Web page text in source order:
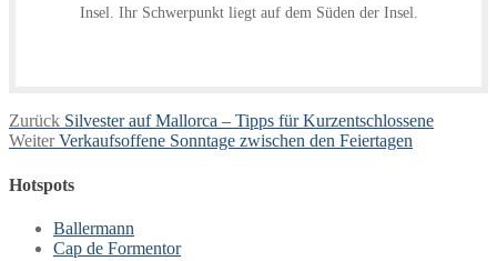
Insel. Ihr Schwerpunkt liegt auf dem Süden der Insel.
Beitragsnavigation
Zurück Vorheriger
Beitrag:
Silvester auf Mallorca – Tipps für Kurzentschlossene
Weiter Nächster
Verkaufsoffene Sonntage zwischen den Feiertagen
Hotspots
Ballermann
Cap de Formentor